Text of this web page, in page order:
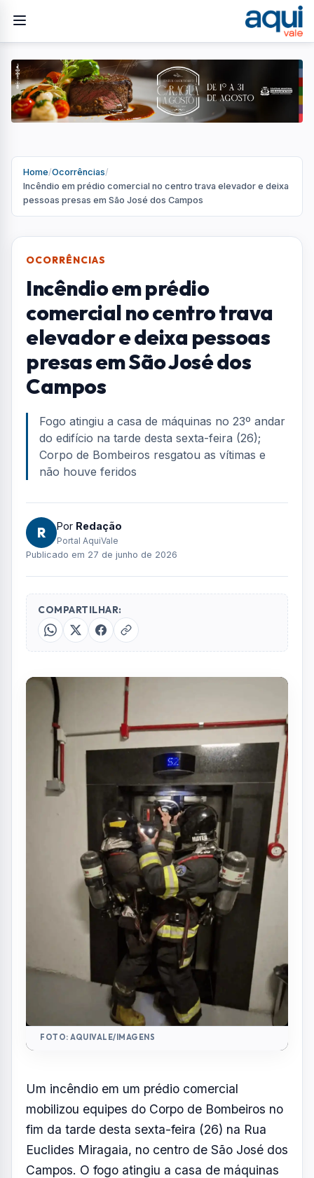
Home/Ocorrências/
Incêndio em prédio comercial no centro trava elevador e deixa
pessoas presas em São José dos Campos
OCORRÊNCIAS
Incêndio em prédio
comercial no centro trava
elevador e deixa pessoas
presas em São José dos
Campos
Fogo atingiu a casa de máquinas no 23º andar
do edifício na tarde desta sexta-feira (26);
Corpo de Bombeiros resgatou as vítimas e
não houve feridos
R Por Redação
Portal AquiVale
Publicado em 27 de junho de 2026
COMPARTILHAR:
FOTO: AQUIVALE/IMAGENS
Um incêndio em um prédio comercial
mobilizou equipes do Corpo de Bombeiros no
fim da tarde desta sexta-feira (26) na Rua
Euclides Miragaia, no centro de São José dos
Campos. O fogo atingiu a casa de máquinas